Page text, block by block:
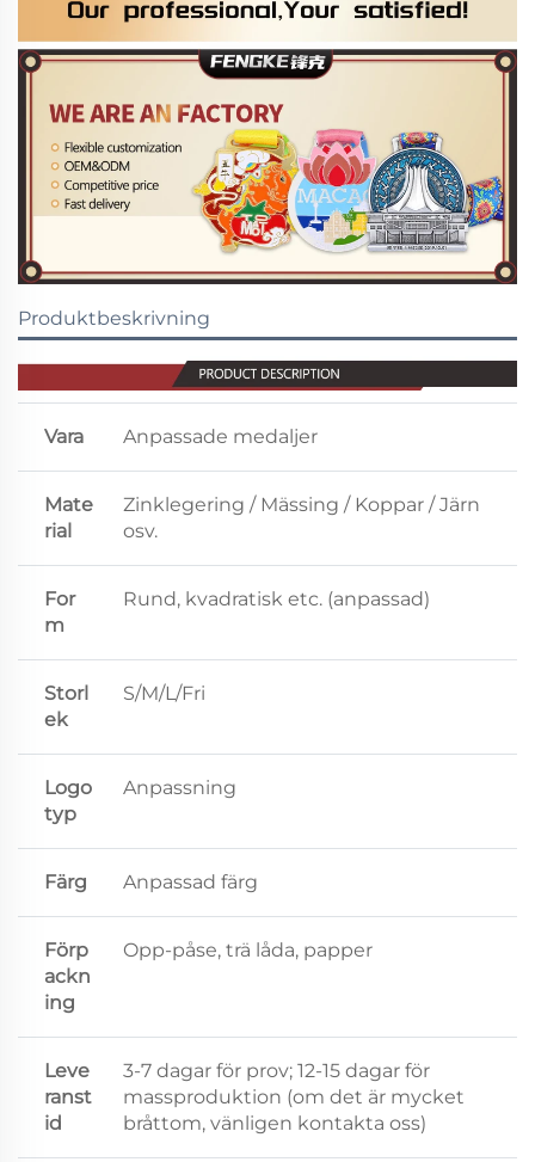
Produktbeskrivning
Vara Anpassade medaljer
Mate
rial
Zinklegering / Mässing / Koppar / Järn
osv.
For
m
Rund, kvadratisk etc. (anpassad)
Storl
ek
S/M/L/Fri
Logo
typ
Anpassning
Färg Anpassad färg
Förp
ackn
ing
Opp-påse, trä låda, papper
Leve
ranst
id
3-7 dagar för prov; 12-15 dagar för
massproduktion (om det är mycket
bråttom, vänligen kontakta oss)